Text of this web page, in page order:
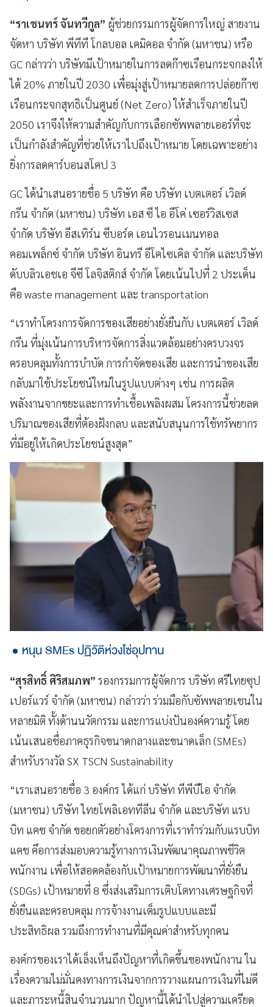
“ราเชนทร์ จันทวีกูล” ผู้ช่วยกรรมการผู้จัดการใหญ่ สายงาน
จัดหา บริษัท พีทีที โกลบอล เคมิคอล จำกัด (มหาชน) หรือ
GC กล่าวว่า บริษัทมีเป้าหมายในการลดก๊าซเรือนกระจกลงให้
ได้ 20% ภายในปี 2030 เพื่อมุ่งสู่เป้าหมายลดการปล่อยก๊าซ
เรือนกระจกสุทธิเป็นศูนย์ (Net Zero) ให้สำเร็จภายในปี
2050 เราจึงให้ความสำคัญกับการเลือกซัพพลายเออร์ที่จะ
เป็นกำลังสำคัญที่ช่วยให้เราไปถึงเป้าหมาย โดยเฉพาะอย่าง
ยิ่งการลดคาร์บอนสโคป 3
GC ได้นำเสนอรายชื่อ 5 บริษัท คือ บริษัท เบตเตอร์ เวิลด์
กรีน จำกัด (มหาชน) บริษัท เอส ซี ไอ อีโค่ เซอร์วิสเซส
จำกัด บริษัท อีสเทิร์น ซีบอร์ด เอนไวรอนเมนทอล
คอมเพล็กซ์ จำกัด บริษัท อินทรี อีโคไซเคิล จำกัด และบริษัท
ดับบลิวเอชเอ จีซี โลจิสติกส์ จำกัด โดยเน้นไปที่ 2 ประเด็น
คือ waste management และ transportation
“เราทำโครงการจัดการของเสียอย่างยั่งยืนกับ เบตเตอร์ เวิลด์
กรีน ที่มุ่งเน้นการบริหารจัดการสิ่งแวดล้อมอย่างครบวงจร
ครอบคลุมทั้งการบำบัด การกำจัดของเสีย และการนำของเสีย
กลับมาใช้ประโยชน์ใหม่ในรูปแบบต่างๆ เช่น การผลิต
พลังงานจากขยะและการทำเชื้อเพลิงผสม โครงการนี้ช่วยลด
ปริมาณของเสียที่ต้องฝังกลบ และสนับสนุนการใช้ทรัพยากร
ที่มีอยู่ให้เกิดประโยชน์สูงสุด”
หนุน SMEs ปฏิวัติห่วงโซ่อุปทาน
“สุรสิทธิ์ ศิริสมภพ” รองกรรมการผู้จัดการ บริษัท ศรีไทยซุป
เปอร์แวร์ จํากัด (มหาชน) กล่าวว่า ร่วมมือกับซัพพลายเชนใน
หลายมิติ ทั้งด้านนวัตกรรม และการแบ่งปันองค์ความรู้ โดย
เน้นเสนอชื่อภาคธุรกิจขนาดกลางและขนาดเล็ก (SMEs)
สำหรับรางวัล SX TSCN Sustainability
“เราเสนอรายชื่อ 3 องค์กร ได้แก่ บริษัท ทีพีบีไอ จำกัด
(มหาชน) บริษัท ไทยโพลิเอททีลีน จำกัด และบริษัท แรบ
บิท แคช จำกัด ขอยกตัวอย่างโครงการที่เราทำร่วมกับแรบบิท
แคช คึอการส่งมอบความรู้ทางการเงินพัฒนาคุณภาพชีวิต
พนักงาน เพื่อให้สอดคล้องกับเป้าหมายการพัฒนาที่ยั่งยืน
(SDGs) เป้าหมายที่ 8 ซึ่งส่งเสริมการเติบโตทางเศรษฐกิจที่
ยั่งยืนและครอบคลุม การจ้างงานเต็มรูปแบบและมี
ประสิทธิผล รวมถึงการทำงานที่มีคุณค่าสำหรับทุกคน
องค์กรของเราได้เล็งเห็นถึงปัญหาที่เกิดขึ้นของพนักงาน ใน
เรื่องความไม่มั่นคงทางการเงินจากการวางแผนการเงินที่ไม่ดี
และภาระหนี้สินจำนวนมาก ปัญหานี้ได้นำไปสู่ความเครียด